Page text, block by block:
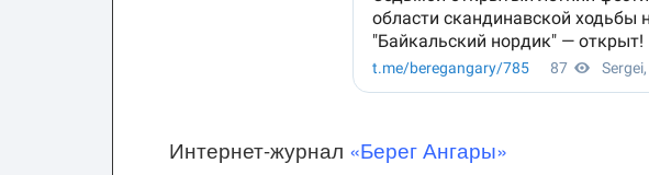
Интернет-журнал «Берег Ангары»